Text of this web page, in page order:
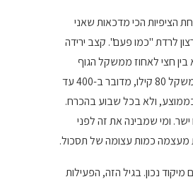
הציפיות הכי מדכאות שאני
לרדת "כמו פעם". קצב ירידה
בין חצי לאחוז ממשקל הגוף
בשבוע. לאישה במשקל 80 קילו, מדובר ב-400 עד
בממוצע, ולא בכל שבוע בהכרח.
ומי שמבינה את זה לפני
כמות עצומה של תסכול.
נכון. בגיל הזה, הפעילות